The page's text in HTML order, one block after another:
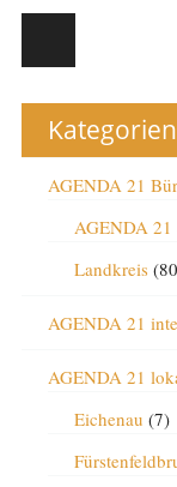
Post
Kategorien
AGENDA 21
AGENDA 21
Landkreis
AGENDA 21
AGENDA 21
Eichenau (7)